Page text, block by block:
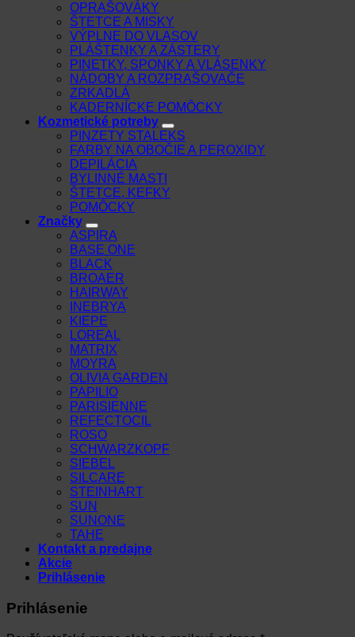
OPRAŠOVÁKY
ŠTETCE A MISKY
VÝPLNE DO VLASOV
PLÁŠTENKY A ZÁSTERY
PINETKY, SPONKY A VLÁSENKY
NÁDOBY A ROZPRAŠOVAČE
ZRKADLÁ
KADERNÍCKE POMÔCKY
Kozmetické potreby
PINZETY STALEKS
FARBY NA OBOČIE A PEROXIDY
DEPILÁCIA
BYLINNÉ MASTI
ŠTETCE, KEFKY
POMÔCKY
Značky
ASPIRA
BASE ONE
BLACK
BROAER
HAIRWAY
INEBRYA
KIEPE
LOREAL
MATRIX
MOYRA
OLIVIA GARDEN
PAPILIO
PARISIENNE
REFECTOCIL
ROSO
SCHWARZKOPF
SIEBEL
SILCARE
STEINHART
SUN
SUNONE
TAHE
Kontakt a predajne
Akcie
Prihlásenie
Prihlásenie